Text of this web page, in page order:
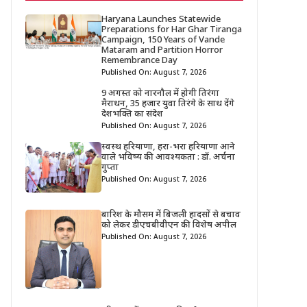
Haryana Launches Statewide
Preparations for Har Ghar Tiranga
Campaign, 150 Years of Vande
Mataram and Partition Horror
Remembrance Day
Published On: August 7, 2026
9 अगस्त को नारनौल में होगी तिरंगा
मैराथन, 35 हजार युवा तिरंगे के साथ देंगे
देशभक्ति का संदेश
Published On: August 7, 2026
स्वस्थ हरियाणा, हरा-भरा हरियाणा आने
वाले भविष्य की आवश्यकता : डॉ. अर्चना
गुप्ता
Published On: August 7, 2026
बारिश के मौसम में बिजली हादसों से बचाव
को लेकर डीएचबीवीएन की विशेष अपील
Published On: August 7, 2026